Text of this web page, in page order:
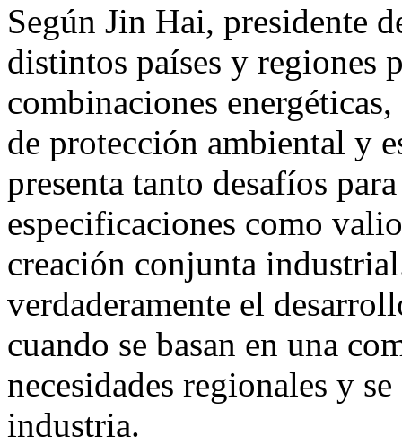
Según Jin Hai, presidente
distintos países y regiones
combinaciones
de protección ambiental y
presenta tanto desafíos
especificaciones como
creación conjunta
verdaderamente el
cuando se basan en una
necesidades regionales y
industria.